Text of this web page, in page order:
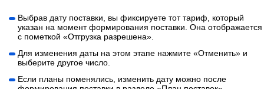
Выбрав дату поставки, вы фиксируете тот тариф, который
указан на момент формирования поставки. Она отображается
с пометкой «Отгрузка разрешена».
Для изменения даты на этом этапе нажмите «Отменить» и
выберите другое число.
Если планы поменялись, изменить дату можно после